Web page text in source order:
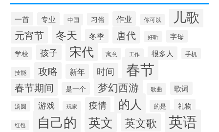
一首 专业 中国 习俗 作业 你可以 儿歌
元宵节 冬天 冬季 唐代 好听
字母
学校
孩子 宋代 寓意 工作 很多人 手机
技能 攻略 新年 时间 春节
春节期间 是一个 梦幻西游 歌曲 歌词
汤圆 游戏 玩家 疫情 的人 的是 礼物
红包 自己的 英文 英文歌 英语